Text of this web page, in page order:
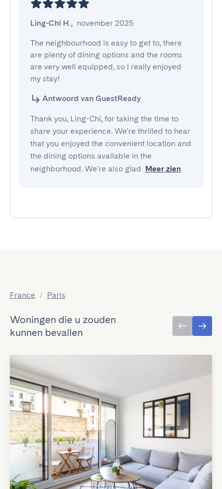
Ling-Chi H., november 2025
The neighbourhood is easy to get to, there
are plenty of dining options and the rooms
are very well equipped, so I really enjoyed
my stay!
Antwoord van GuestReady
Thank you, Ling-Chi, for taking the time to
share your experience. We're thrilled to hear
that you enjoyed the convenient location and
the dining options available in the
neighborhood. We're also glad Meer zien
France / Paris
Woningen die u zouden
kunnen bevallen